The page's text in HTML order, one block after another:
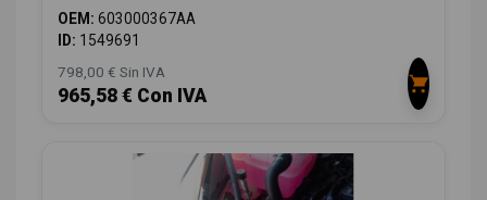
OEM: 603000367AA
ID: 1549691
798,00 € Sin IVA
965,58 € Con IVA